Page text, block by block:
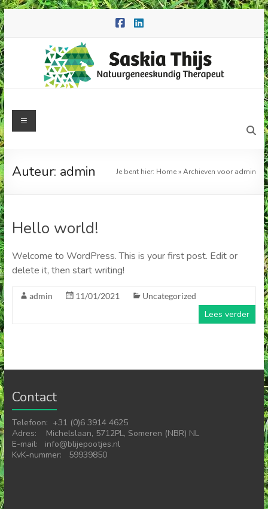
Ga
naar
de
inhoud
Saskia
therapeut
Menu
Auteur: admin Je bent hier: Home»Archieven voor admin
Hello world!
Welcome to WordPress. This is your first post. Edit or
delete it, then start writing!
admin 11/01/2021 Uncategorized
Lees verder
Contact
Telefoon: +31 (0)6 3914 4625
Adres: Michelslaan, 5712PL, Someren (NBR) NL
E-mail: info@blijepootjes.nl
KvK-nummer: 59939850